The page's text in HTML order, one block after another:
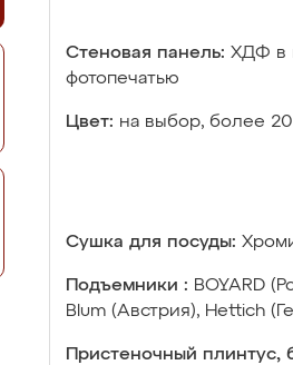
Стеновая панель: ХДФ в
фотопечатью
Цвет: на выбор, более
Сушка для посуды:
Подъемники : BOYARD
Blum (Австрия), Hettich
Пристеночный плинтус,